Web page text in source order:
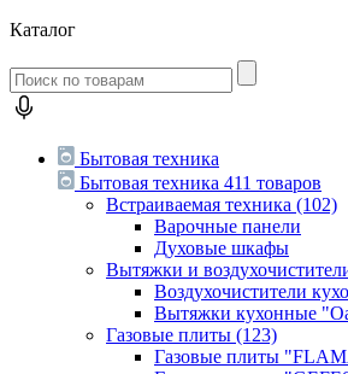
Каталог
Бытовая техника
Бытовая техника 411 товаров
Встраиваемая техника (102)
Варочные панели
Духовые шкафы
Вытяжки и
Воздухочистители
Вытяжки кухонные
Газовые плиты (123)
Газовые плиты